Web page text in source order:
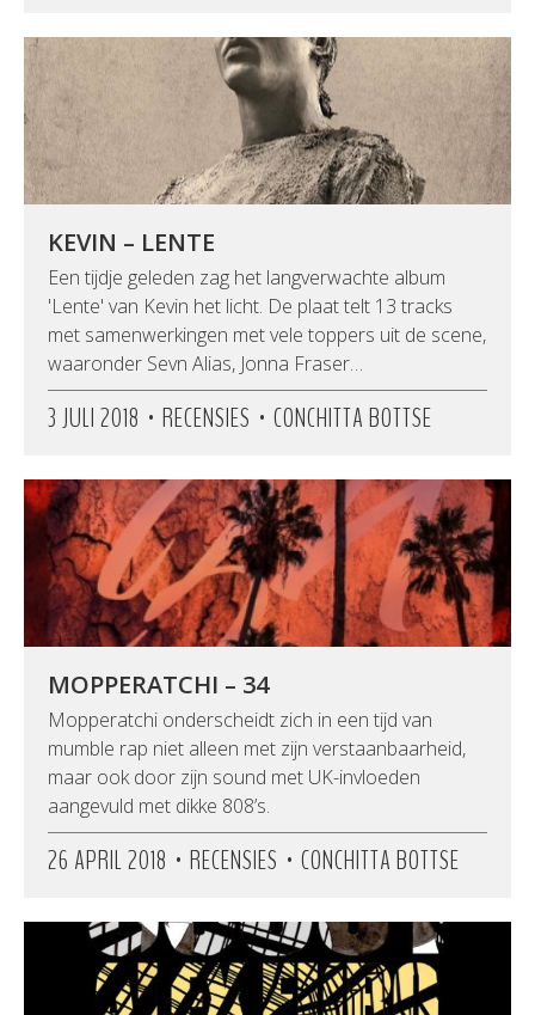
KEVIN – LENTE
Een tijdje geleden zag het langverwachte album
'Lente' van Kevin het licht. De plaat telt 13 tracks
met samenwerkingen met vele toppers uit de scene,
waaronder Sevn Alias, Jonna Fraser…
3 JULI 2018 • RECENSIES • CONCHITTA BOTTSE
MOPPERATCHI – 34
Mopperatchi onderscheidt zich in een tijd van
mumble rap niet alleen met zijn verstaanbaarheid,
maar ook door zijn sound met UK-invloeden
aangevuld met dikke 808’s.
26 APRIL 2018 • RECENSIES • CONCHITTA BOTTSE